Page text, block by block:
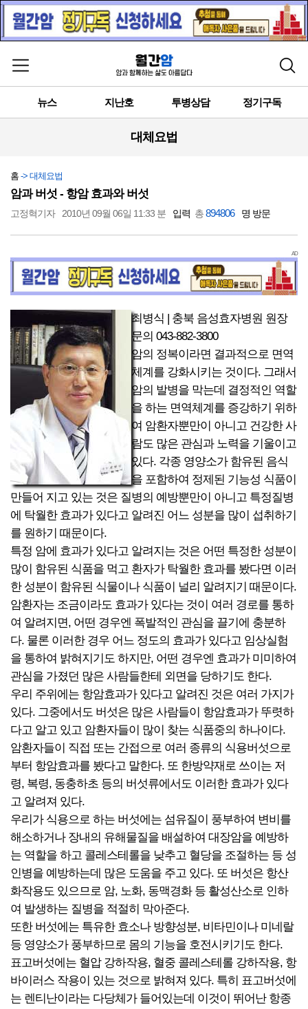
메뉴 열기 검색
뉴스 지난호 투병상담 정기구독
대체요법
홈 -> 대체요법
암과 버섯 - 항암 효과와 버섯
고정혁기자 2010년 09월 06일 11:33 분 입력 총894806 명 방문
AD
최병식 | 충북 음성효자병원 원장
문의 043-882-3800
암의 정복이라면 결과적으로 면역
체계를 강화시키는 것이다. 그래서
암의 발병을 막는데 결정적인 역할
을 하는 면역체계를 증강하기 위하
여 암환자뿐만이 아니고 건강한 사
람도 많은 관심과 노력을 기울이고
있다. 각종 영양소가 함유된 음식
을 포함하여 정제된 기능성 식품이
만들어 지고 있는 것은 질병의 예방뿐만이 아니고 특정질병
에 탁월한 효과가 있다고 알려진 어느 성분을 많이 섭취하기
를 원하기 때문이다.
특정 암에 효과가 있다고 알려지는 것은 어떤 특정한 성분이
많이 함유된 식품을 먹고 환자가 탁월한 효과를 봤다면 이러
한 성분이 함유된 식물이나 식품이 널리 알려지기 때문이다.
암환자는 조금이라도 효과가 있다는 것이 여러 경로를 통하
여 알려지면, 어떤 경우엔 폭발적인 관심을 끌기에 충분하
다. 물론 이러한 경우 어느 정도의 효과가 있다고 임상실험
을 통하여 밝혀지기도 하지만, 어떤 경우엔 효과가 미미하여
관심을 가졌던 많은 사람들한테 외면을 당하기도 한다.
우리 주위에는 항암효과가 있다고 알려진 것은 여러 가지가
있다. 그중에서도 버섯은 많은 사람들이 항암효과가 뚜렷하
다고 알고 있고 암환자들이 많이 찾는 식품중의 하나이다.
암환자들이 직접 또는 간접으로 여러 종류의 식용버섯으로
부터 항암효과를 봤다고 말한다. 또 한방약재로 쓰이는 저
령, 복령, 동충하초 등의 버섯류에서도 이러한 효과가 있다
고 알려져 있다.
우리가 식용으로 하는 버섯에는 섬유질이 풍부하여 변비를
해소하거나 장내의 유해물질을 배설하여 대장암을 예방하
는 역할을 하고 콜레스테롤을 낮추고 혈당을 조절하는 등 성
인병을 예방하는데 많은 도움을 주고 있다. 또 버섯은 항산
화작용도 있으므로 암, 노화, 동맥경화 등 활성산소로 인하
여 발생하는 질병을 적절히 막아준다.
또한 버섯에는 특유한 효소나 방향성분, 비타민이나 미네랄
등 영양소가 풍부하므로 몸의 기능을 호전시키기도 한다.
표고버섯에는 혈압 강하작용, 혈중 콜레스테롤 강하작용, 항
바이러스 작용이 있는 것으로 밝혀져 있다. 특히 표고버섯에
는 렌티난이라는 다당체가 들어있는데 이것이 뛰어난 항종